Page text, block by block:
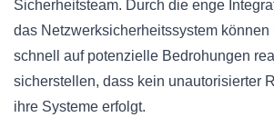
Sicherheitsteam. Durch die enge
das Netzwerksicherheitssystem können
schnell auf potenzielle Bedrohungen
sicherstellen, dass kein unautorisierter
ihre Systeme erfolgt.